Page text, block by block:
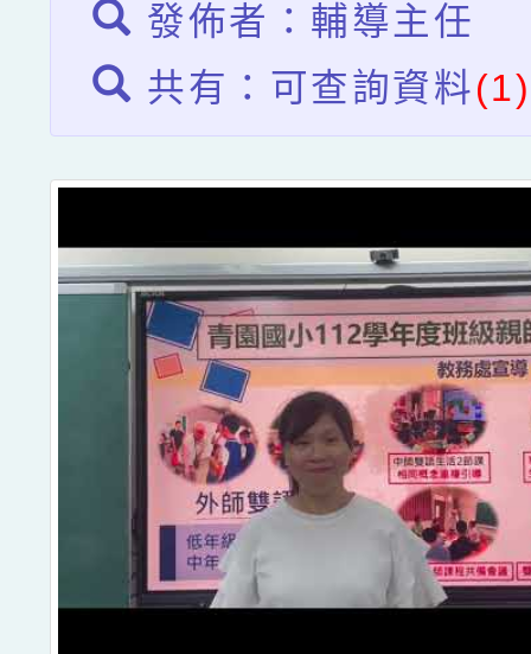
發佈者：輔導主任
共有：可查詢資料(1)